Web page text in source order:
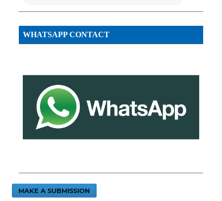
WHATSAPP CONTACT
MAKE A SUBMISSION